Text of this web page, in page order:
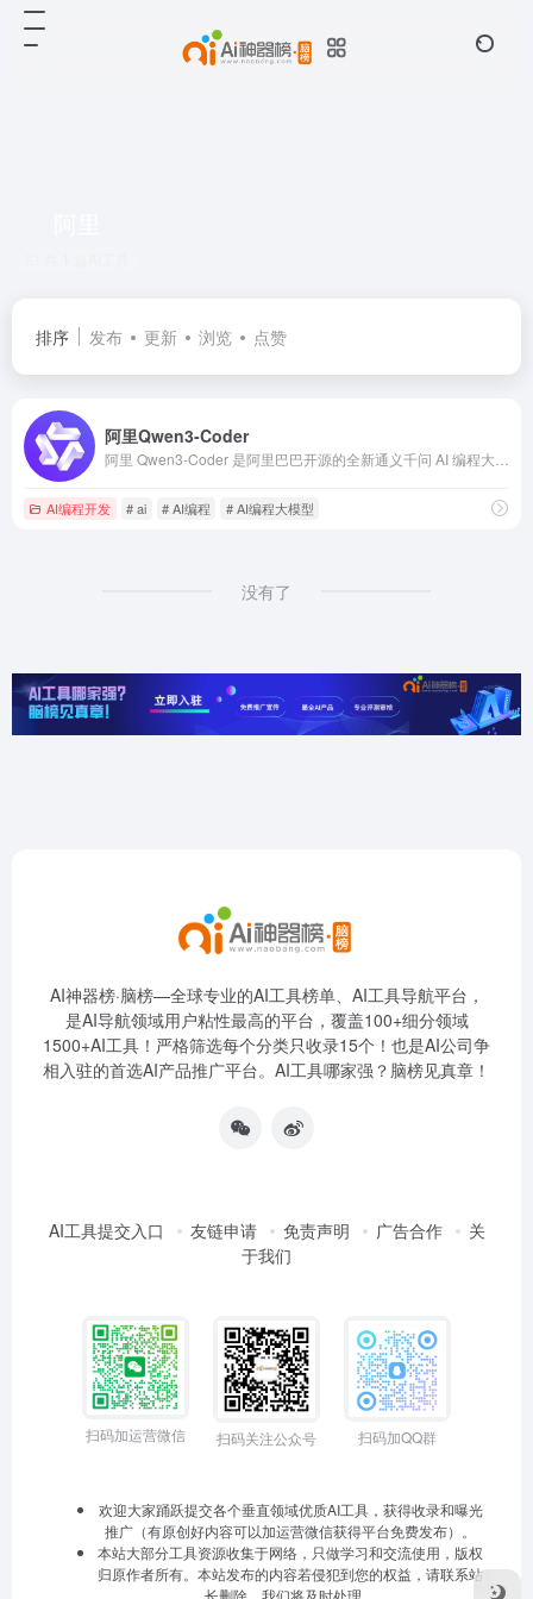
排序 发布 更新 浏览 点赞
阿里Qwen3-Coder
AI编程开发 # ai # AI编程 # AI编程大模型
没有了
AI神器榜·脑榜—全球专业的AI工具榜单、AI工具导航平台，
是AI导航领域用户粘性最高的平台，覆盖100+细分领域
1500+AI工具！严格筛选每个分类只收录15个！也是AI公司争
相入驻的首选AI产品推广平台。AI工具哪家强？脑榜见真章！
AI工具提交入口 友链申请 免责声明 广告合作
关
于我们
扫码加运营微信 扫码关注公众号 扫码加QQ群
欢迎大家踊跃提交各个垂直领域优质AI工具，获得收录和曝光
推广（有原创好内容可以加运营微信获得平台免费发布）。
本站大部分工具资源收集于网络，只做学习和交流使用，版权
归原作者所有。本站发布的内容若侵犯到您的权益，请联系站
长删除，我们将及时处理。